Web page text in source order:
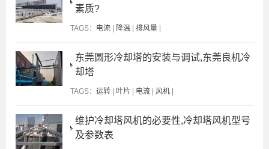
素质?
TAGS： 电流 | 降温 | 排风量 |
东莞圆形冷却塔的安装与调试,东莞良机冷
却塔
TAGS： 运转 | 叶片 | 电流 | 风机 |
维护冷却塔风机的必要性,冷却塔风机型号
及参数表